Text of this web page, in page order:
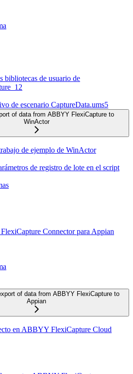
bibliotecas de usuario de
de escenario CaptureData.ums5
of data from ABBYY FlexiCapture to
WinActor
de ejemplo de WinActor
de registro de lote en el script
Connector para Appian
of data from ABBYY FlexiCapture to
Appian
en ABBYY FlexiCapture Cloud